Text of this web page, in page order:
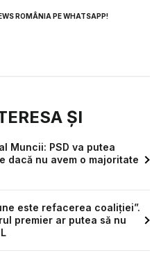
ROMÂNIA PE WHATSAPP!
ȘI
Muncii: PSD va putea
dacă nu avem o majoritate
este refacerea coaliției”.
premier ar putea să nu